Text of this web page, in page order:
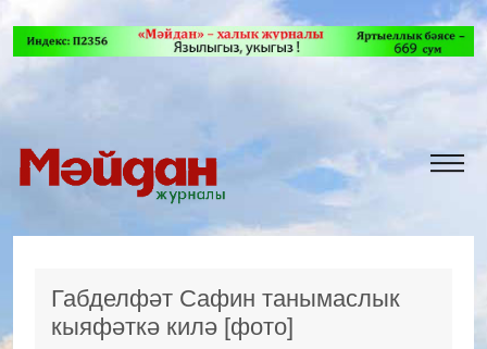
Габделфәт Сафин танымаслык
кыяфәткә килә [фото]